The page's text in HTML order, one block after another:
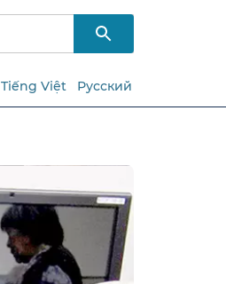
Tiếng Việt Русский